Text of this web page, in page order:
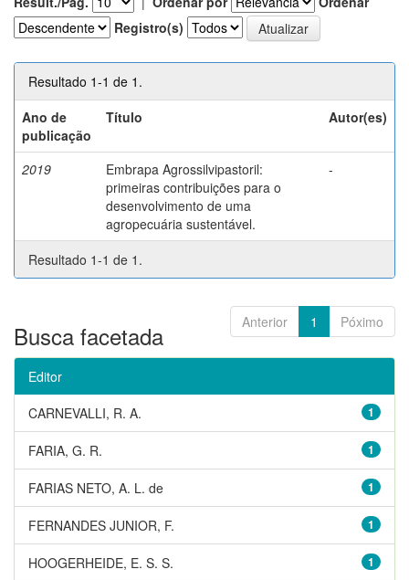
Registro(s)
Resultado 1-1 de 1.
Ano de
publicação
Título Autor(es)
2019
Embrapa Agrossilvipastoril:
primeiras contribuições para o
desenvolvimento de uma
agropecuária sustentável.
-
Resultado 1-1 de 1.
Anterior 1 Póximo
Busca facetada
Editor
1
CARNEVALLI, R. A.
1
FARIA, G. R.
1
FARIAS NETO, A. L. de
1
FERNANDES JUNIOR, F.
1
HOOGERHEIDE, E. S. S.